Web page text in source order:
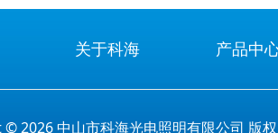
关于科海 产品中
2026 中山市科海光电照明有限公司 版